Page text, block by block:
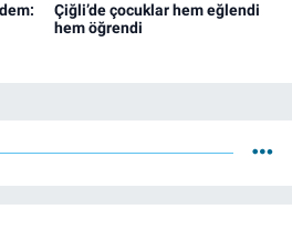
Çiğli’de çocuklar hem eğlendi
hem öğrendi